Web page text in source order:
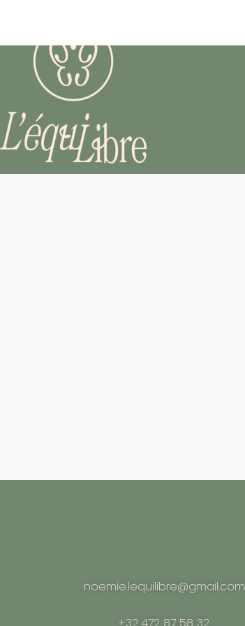
noemie.lequilibre@gmail.com
+32 472 87 58 32